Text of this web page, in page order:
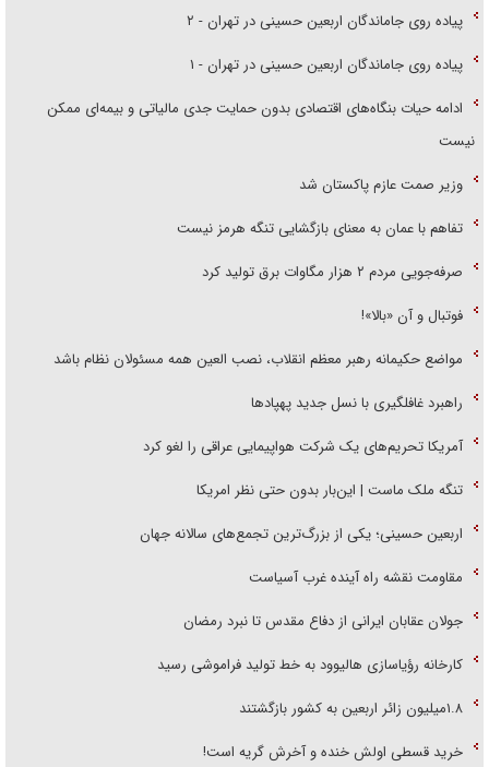
پیاده روی جاماندگان اربعین حسینی در تهران - ۲
پیاده روی جاماندگان اربعین حسینی در تهران - ۱
ادامه حیات بنگاه‌های اقتصادی بدون حمایت جدی مالیاتی و بیمه‌ای ممکن
نیست
وزیر صمت عازم پاکستان شد
تفاهم با عمان به معنای بازگشایی تنگه هرمز نیست
صرفه‌جویی مردم ۲ هزار مگاوات برق تولید کرد
فوتبال و آن «بالا»!
مواضع حکیمانه رهبر معظم انقلاب، نصب العین همه مسئولان نظام باشد
راهبرد غافلگیری با نسل جدید پهپاد‌ها
آمریکا تحریم‌های یک شرکت هواپیمایی عراقی را لغو کرد
تنگه ملک ماست | این‌بار بدون حتی نظر امریکا
اربعین حسینی؛ یکی از بزرگ‌ترین تجمع‌های سالانه جهان
مقاومت نقشه راه آینده غرب آسیاست
جولان عقابان ایرانی از دفاع مقدس تا نبرد رمضان
کارخانه رؤیاسازی هالیوود به خط تولید فراموشی رسید
۱.۸میلیون زائر اربعین به کشور بازگشتند
خرید قسطی اولش خنده و آخرش گریه است!